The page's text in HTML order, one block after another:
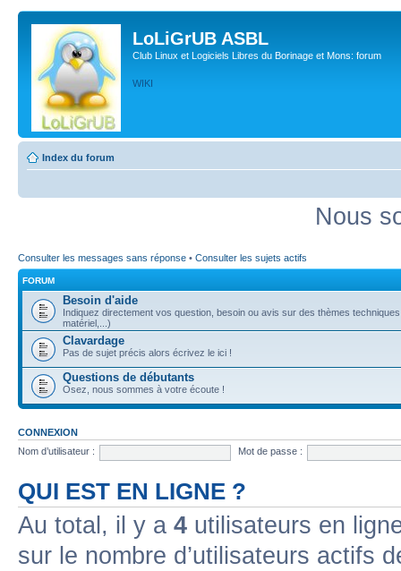
LoLiGrUB ASBL
Club Linux et Logiciels Libres du Borinage et Mons: forum
WIKI
Index du forum
Nous
Consulter les messages sans réponse • Consulter les sujets actifs
FORUM
Besoin d'aide
Indiquez directement vos question, besoin ou avis sur des thèmes
matériel,...)
Clavardage
Pas de sujet précis alors écrivez le ici !
Questions de débutants
Osez, nous sommes à votre écoute !
CONNEXION
Nom d’utilisateur :
Mot de passe :
QUI EST EN LIGNE ?
Au total, il y a 4 utilisateurs en
sur le nombre d’utilisateurs actifs